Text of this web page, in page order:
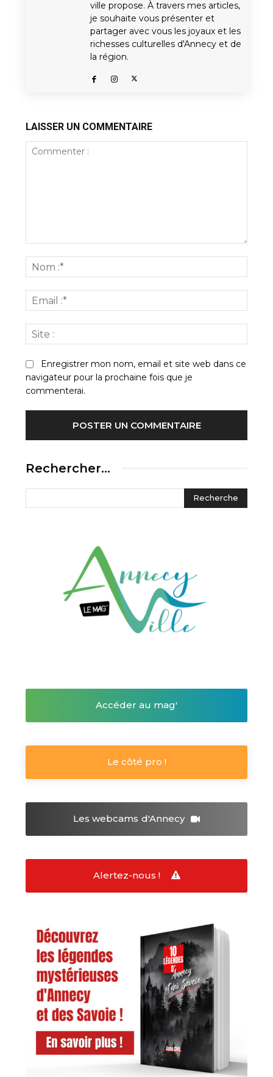
ville propose. À travers mes articles,
je souhaite vous présenter et
partager avec vous les joyaux et les
richesses culturelles d'Annecy et de
la région.
LAISSER UN COMMENTAIRE
:*
:*
:
Enregistrer mon nom, email et site web dans ce
navigateur pour la prochaine fois que je
commenterai.
Rechercher…
Accéder au mag'
Le côté pro !
Les webcams d'Annecy
Alertez-nous !